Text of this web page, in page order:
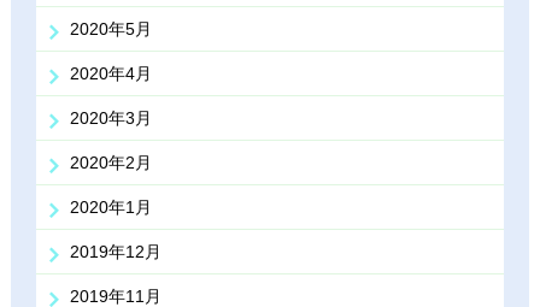
2020年5月
2020年4月
2020年3月
2020年2月
2020年1月
2019年12月
2019年11月